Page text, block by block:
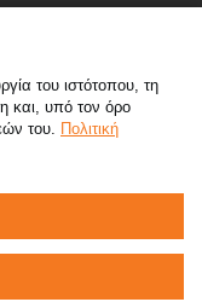
χρέωση),
Απορρήτου
του ιστότοπου, τη
και, υπό τον όρο
του. Πολιτική